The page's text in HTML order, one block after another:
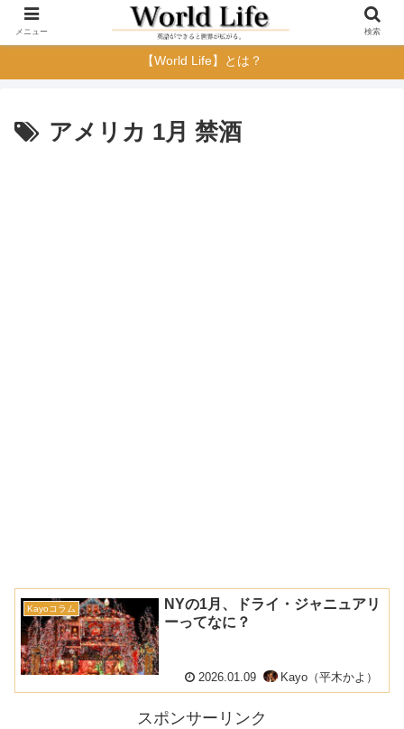
【World Life】とは？
アメリカ 1月 禁酒
Kayoコラム
NYの1月、ドライ・ジャニュアリ
ーってなに？
2026.01.09 Kayo（平木かよ）
スポンサーリンク
メニュー 検索